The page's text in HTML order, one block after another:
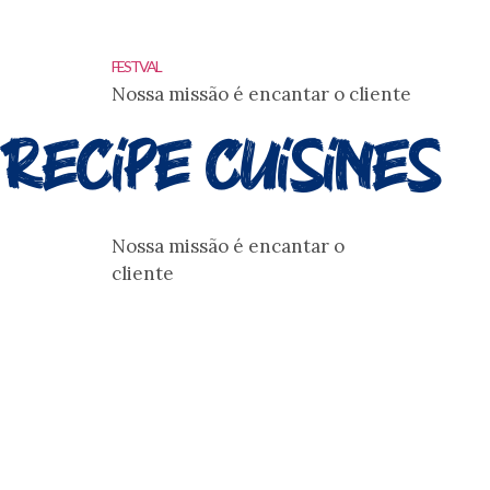
FESTVAL
Nossa missão é encantar o cliente
Recipe Cuisines
Nossa missão é encantar o
cliente